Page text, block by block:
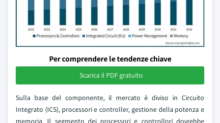
Per comprendere le tendenze chiave
Scarica il PDF gratuito
Sulla base del componente, il mercato è diviso in Circuito
Integrato (ICS), processori e controller, gestione della potenza e
memoria. Il segmento dei processori e controllori dovrebbe